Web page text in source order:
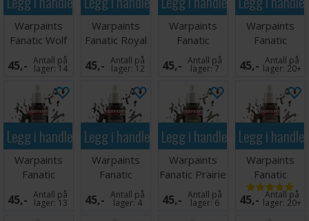
Warpaints
Fanatic Wolf
Grey
45,- Antall på
lager: 14
Warpaints
Fanatic Royal
Blue
45,- Antall på
lager: 12
Warpaints
Fanatic
Electric Lime
45,- Antall på
lager:7
Warpaints
Fanatic
Rainforest
45,- Antall på
lager:20+
Legg i handlekurven
Warpaints
Fanatic
Bootstrap
Brown
45,- Antall på
lager: 13
Legg i handlekurven
Warpaints
Fanatic
Brigandine
Brown
45,- Antall på
lager:4
Legg i handlekurven
Warpaints
Fanatic Prairie
Ochre
45,- Antall på
lager:6
Legg i
Warpaints
Fanatic
Leather
Brown
45,- Antall på
lager:20+